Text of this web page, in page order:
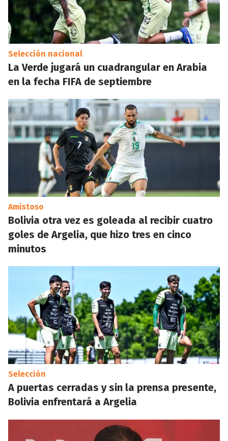
Selección nacional
La Verde jugará un cuadrangular en Arabia
en la fecha FIFA de septiembre
Amistoso
Bolivia otra vez es goleada al recibir cuatro
goles de Argelia, que hizo tres en cinco
minutos
Selección
A puertas cerradas y sin la prensa presente,
Bolivia enfrentará a Argelia